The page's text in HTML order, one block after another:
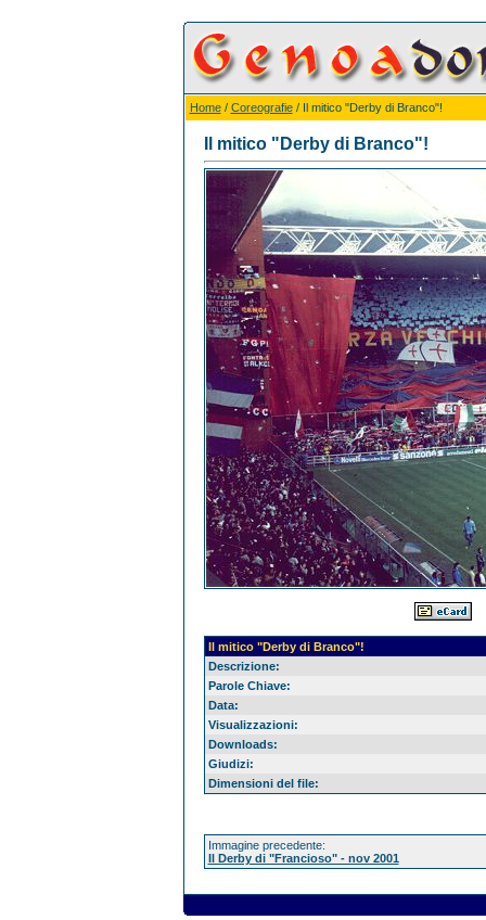
Home/ Coreografie/ Il mitico "Derby di Branco"!
Il mitico "Derby di Branco"!
Il mitico "Derby di Branco"!
Descrizione:
Parole Chiave:
Data:
Visualizzazioni:
Downloads:
Giudizi:
Dimensioni del file:
Immagine precedente:
Il Derby di "Francioso" - nov 2001